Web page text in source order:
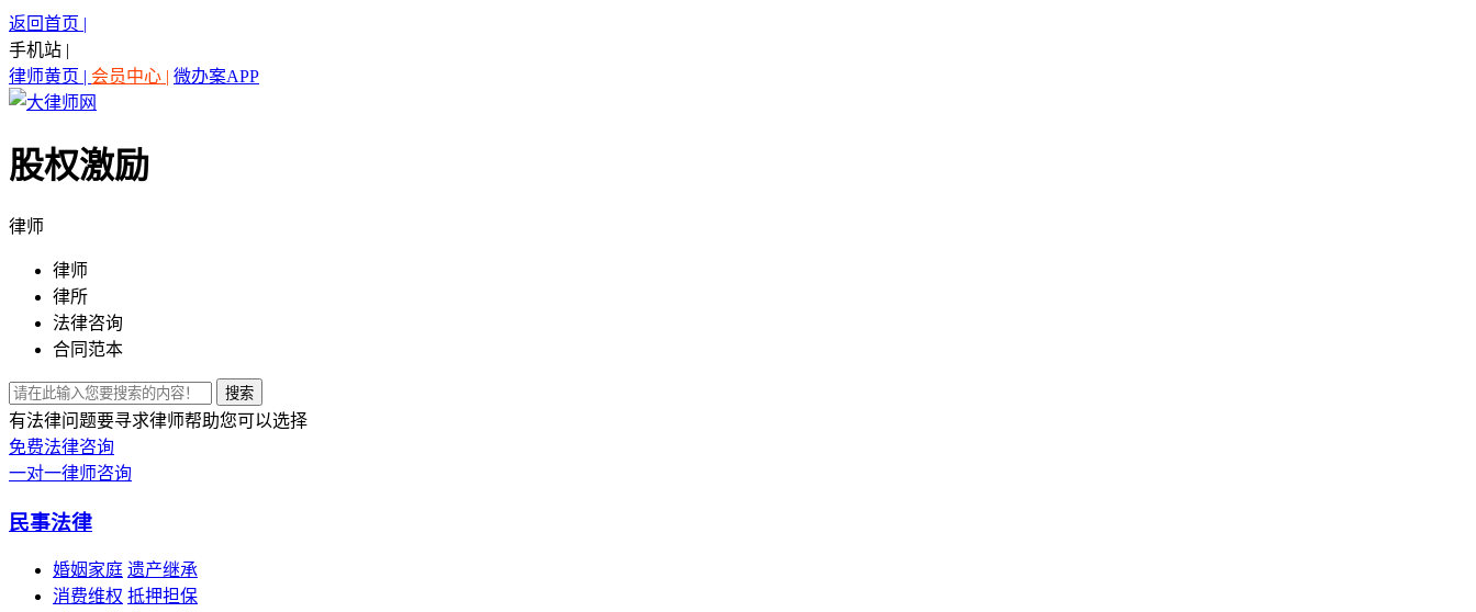
返回首页 |
手机站 |
律师黄页 | 会员中心 | 微办案APP
股权激励
律师
律师
律所
法律咨询
合同范本
有法律问题要寻求律师帮助您可以选择
免费法律咨询
一对一律师咨询
民事法律
婚姻家庭 遗产继承
消费维权 抵押担保